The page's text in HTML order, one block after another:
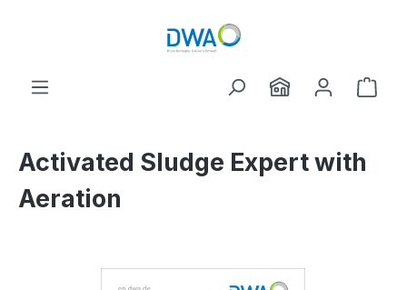
Activated Sludge Expert with
Aeration